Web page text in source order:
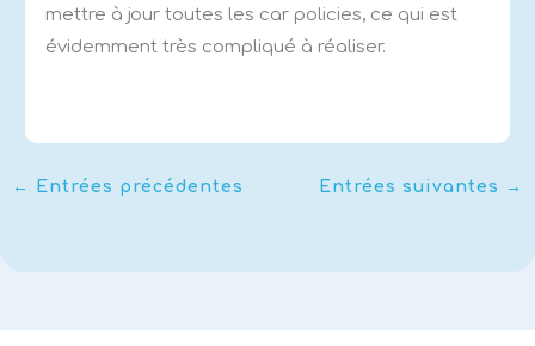
mettre à jour toutes les car policies, ce qui est
évidemment très compliqué à réaliser.
← Entrées précédentes Entrées suivantes →